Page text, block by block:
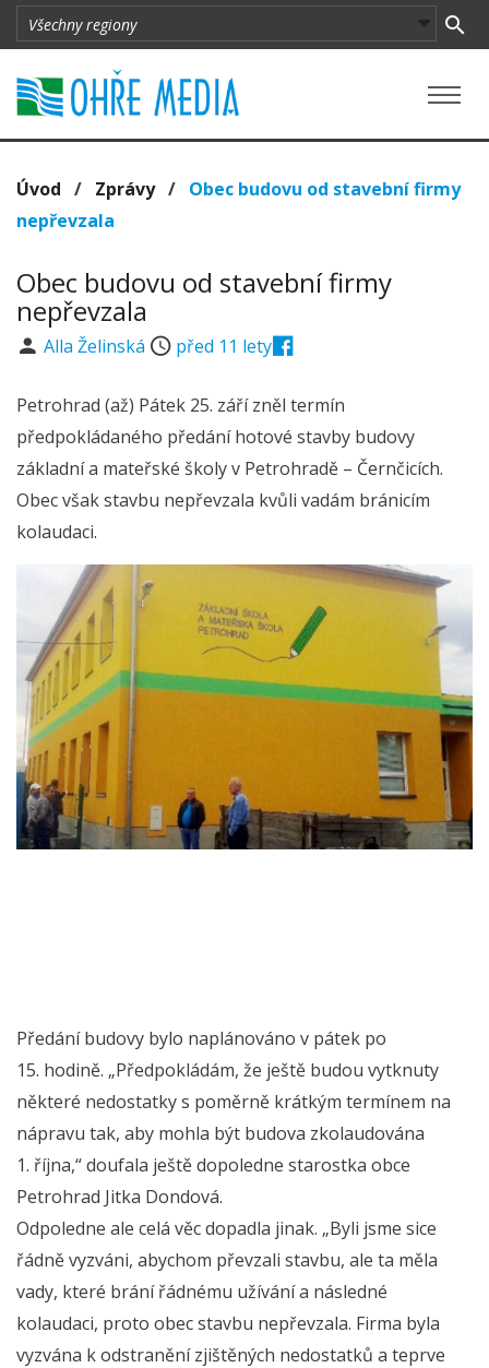
Úvod / Zprávy/ Obec budovu od stavební firmy
nepřevzala
Obec budovu od stavební firmy
nepřevzala
Alla Želinská před 11 lety
Petrohrad (až) Pátek 25. září zněl termín
předpokládaného předání hotové stavby budovy
základní a mateřské školy v Petrohradě – Černčicích.
Obec však stavbu nepřevzala kvůli vadám bránicím
kolaudaci.
Předání budovy bylo naplánováno v pátek po
15. hodině. „Předpokládám, že ještě budou vytknuty
některé nedostatky s poměrně krátkým termínem na
nápravu tak, aby mohla být budova zkolaudována
1. října,“ doufala ještě dopoledne starostka obce
Petrohrad Jitka Dondová.
Odpoledne ale celá věc dopadla jinak. „Byli jsme sice
řádně vyzváni, abychom převzali stavbu, ale ta měla
vady, které brání řádnému užívání a následné
kolaudaci, proto obec stavbu nepřevzala. Firma byla
vyzvána k odstranění zjištěných nedostatků a teprve